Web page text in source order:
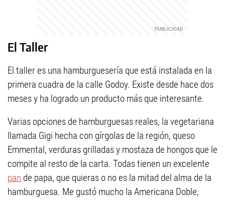
El Taller
El taller es una hamburguesería que está instalada en la
primera cuadra de la calle Godoy. Existe desde hace dos
meses y ha logrado un producto más que interesante.
Varias opciones de hamburguesas reales, la vegetariana
llamada Gigi hecha con gírgolas de la región, queso
Emmental, verduras grilladas y mostaza de hongos que le
compite al resto de la carta. Todas tienen un excelente
pan de papa, que quieras o no es la mitad del alma de la
hamburguesa. Me gustó mucho la Americana Doble,